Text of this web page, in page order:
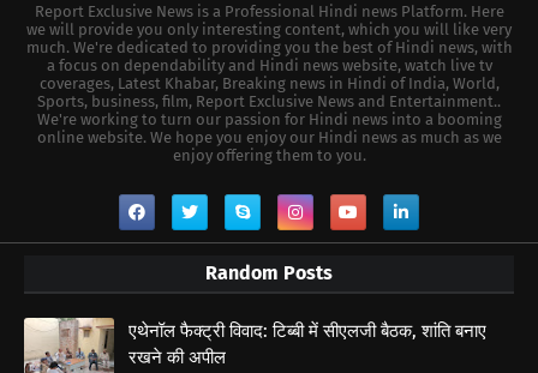
Report Exclusive News is a Professional Hindi news Platform. Here
we will provide you only interesting content, which you will like very
much. We're dedicated to providing you the best of Hindi news, with
a focus on dependability and Hindi news website, watch live tv
coverages, Latest Khabar, Breaking news in Hindi of India, World,
Sports, business, film, Report Exclusive News and Entertainment..
We're working to turn our passion for Hindi news into a booming
online website. We hope you enjoy our Hindi news as much as we
enjoy offering them to you.
Random Posts
एथेनॉल फैक्ट्री विवाद: टिब्बी में सीएलजी बैठक, शांति बनाए
रखने की अपील